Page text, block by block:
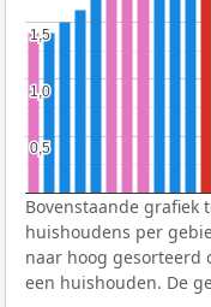
0,5
0,5
1,0
1,0
1,5
1,5
Bovenstaande grafiek
huishoudens per
naar hoog gesorteerd
een huishouden. De